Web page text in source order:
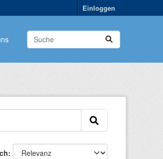
Einloggen